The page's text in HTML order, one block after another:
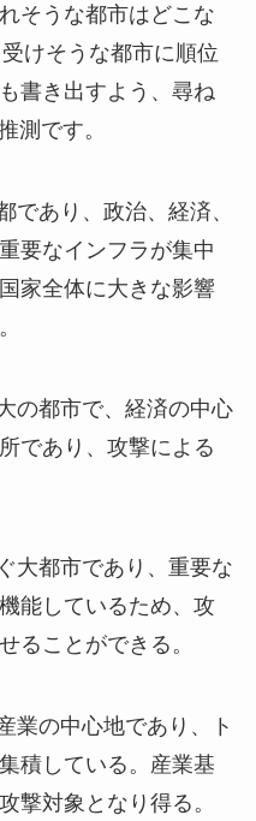
そうな都市はどこな
けそうな都市に順位
書き出すよう、尋ね
測です。
あり、政治、経済、
要なインフラが集中
家全体に大きな影響
の都市で、経済の中心
であり、攻撃による
大都市であり、重要な
能しているため、攻
ることができる。
業の中心地であり、ト
積している。産業基
撃対象となり得る。